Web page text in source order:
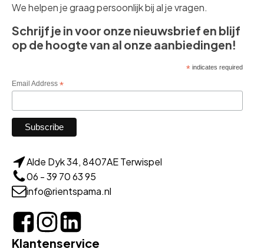
We helpen je graag persoonlijk bij al je vragen.
Schrijf je in voor onze nieuwsbrief en blijf
op de hoogte van al onze aanbiedingen!
*indicates required
Email Address *
Alde Dyk 34, 8407AE Terwispel
06 - 39 70 63 95
info@rientspama.nl
Klantenservice